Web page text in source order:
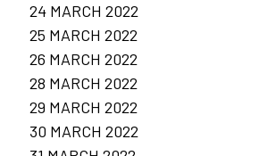
24 MARCH 2022
25 MARCH 2022
26 MARCH 2022
28 MARCH 2022
29 MARCH 2022
30 MARCH 2022